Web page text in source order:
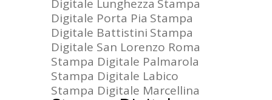
Digitale Lunghezza Stampa
Digitale Porta Pia Stampa
Digitale Battistini Stampa
Digitale San Lorenzo Roma
Stampa Digitale Palmarola
Stampa Digitale Labico
Stampa Digitale Marcellina